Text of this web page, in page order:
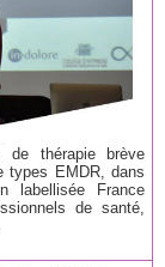
de thérapie brève
types EMDR, dans
labellisée France
de santé,